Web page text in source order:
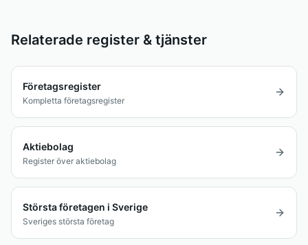
Relaterade register & tjänster
Företagsregister
Kompletta företagsregister
Aktiebolag
Register över aktiebolag
Största företagen i Sverige
Sveriges största företag